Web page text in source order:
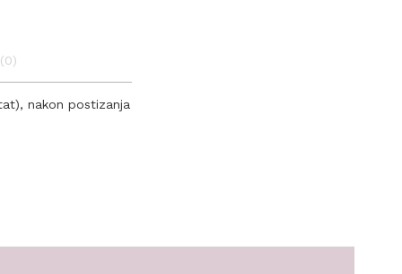
nakon postizanja